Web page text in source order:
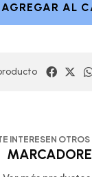
AGREGAR AL
INTERESEN